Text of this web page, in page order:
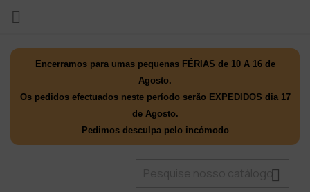

Encerramos para umas pequenas FÉRIAS de 10 A 16 de
Agosto.
Os pedidos efectuados neste período serão EXPEDIDOS dia 17
de Agosto.
Pedimos desculpa pelo incómodo
